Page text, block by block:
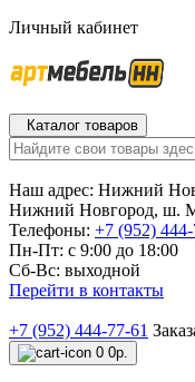
Личный кабинет
Каталог товаров
Наш адрес: Нижний
Нижний Новгород, ш.
Телефоны: +7 (952) 444-
Пн-Пт: с 9:00 до 18:00
Сб-Вс: выходной
Перейти в контакты
+7 (952) 444-77-61
0 0р.